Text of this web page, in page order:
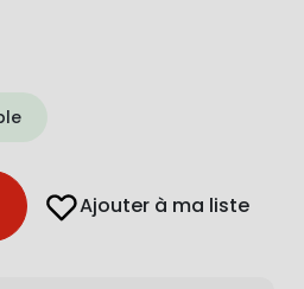
Ajouter à ma liste